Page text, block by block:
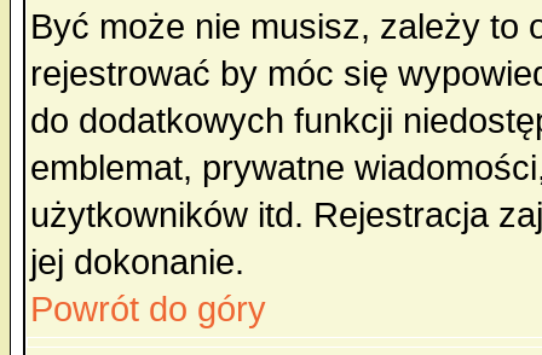
Być może nie musisz, zależy to
rejestrować by móc się
do dodatkowych funkcji
emblemat, prywatne
użytkowników itd. Rejestracja
jej dokonanie.
Powrót do góry